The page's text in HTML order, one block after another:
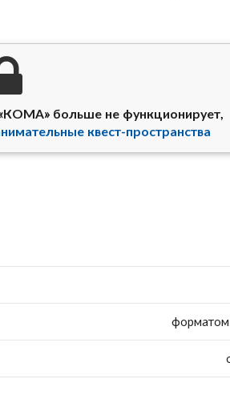
больше не функционирует,
квест-пространства
форматом